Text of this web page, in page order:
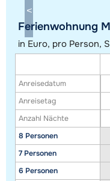
Alle Unterkünfte in
Diese Karte zeigt eine
Lage kann jedoch abweichen.
Ferienwohnung
in Euro, pro Person,
Anreisedatum
Anreisetag
Anzahl Nächte
8 Personen
7 Personen
6 Personen